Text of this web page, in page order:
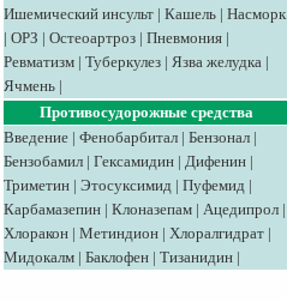
Ишемический инсульт | Кашель | Насморк
| ОРЗ | Остеоартроз | Пневмония |
Ревматизм | Туберкулез | Язва желудка |
Ячмень |
Противосудорожные средства
Введение | Фенобарбитал | Бензонал |
Бензобамил | Гексамидин | Дифенин |
Триметин | Этосуксимид | Пуфемид |
Карбамазепин | Клоназепам | Ацедипрол |
Хлоракон | Метиндион | Хлоралгидрат |
Мидокалм | Баклофен | Тизанидин |